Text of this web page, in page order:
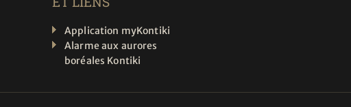
Application myKontiki
Alarme aux aurores
boréales Kontiki